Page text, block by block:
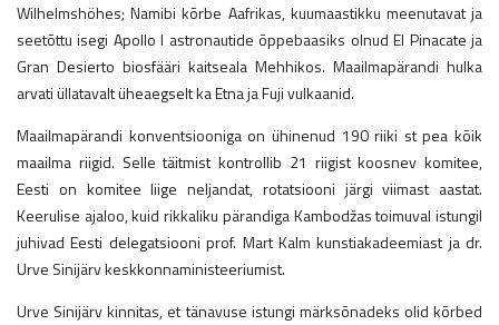
Wilhelmshöhes; Namibi kõrbe Aafrikas, kuumaastikku meenutavat ja
seetõttu isegi Apollo I astronautide õppebaasiks olnud El Pinacate ja
Gran Desierto biosfääri kaitseala Mehhikos. Maailmapärandi hulka
arvati üllatavalt üheaegselt ka Etna ja Fuji vulkaanid.
Maailmapärandi konventsiooniga on ühinenud 190 riiki st pea kõik
maailma riigid. Selle täitmist kontrollib 21 riigist koosnev komitee,
Eesti on komitee liige neljandat, rotatsiooni järgi viimast aastat.
Keerulise ajaloo, kuid rikkaliku pärandiga Kambodžas toimuval istungil
juhivad Eesti delegatsiooni prof. Mart Kalm kunstiakadeemiast ja dr.
Urve Sinijärv keskkonnaministeeriumist.
Urve Sinijärv kinnitas, et tänavuse istungi märksõnadeks olid kõrbed